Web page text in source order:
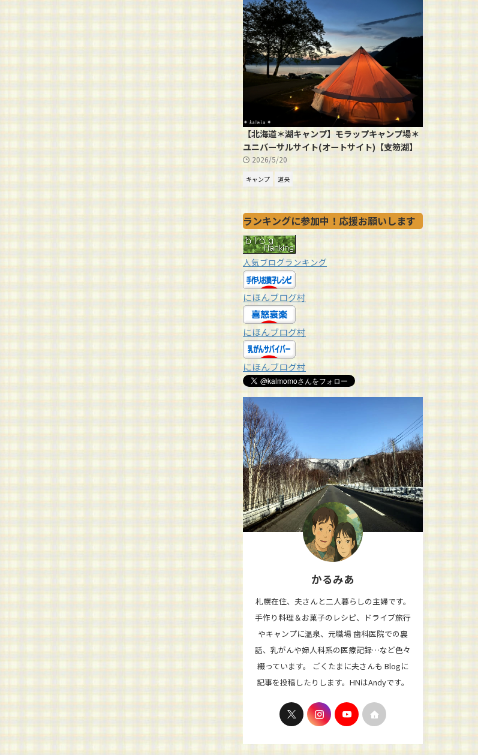
【北海道＊湖キャンプ】モラップキャンプ場＊
ユニバーサルサイト(オートサイト)【支笏湖】
2026/5/20
キャンプ 道央
ランキングに参加中！応援お願いします
人気ブログランキング
にほんブログ村
にほんブログ村
にほんブログ村
かるみあ
札幌在住、夫さんと二人暮らしの主婦です。
手作り料理＆お菓子のレシピ、ドライブ旅行
やキャンプに温泉、元職場 歯科医院での裏
話、乳がんや婦人科系の医療記録…など色々
綴っています。 ごくたまに夫さんも Blogに
記事を投稿したりします。HNはAndyです。